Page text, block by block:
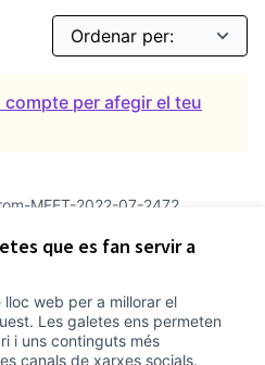
que es fan servir a
web per a millorar el
Les galetes ens permeten
i uns continguts més
canals de xarxes socials.
per afegir el teu
MEET-2022-07-2472
al calendari
Choose language